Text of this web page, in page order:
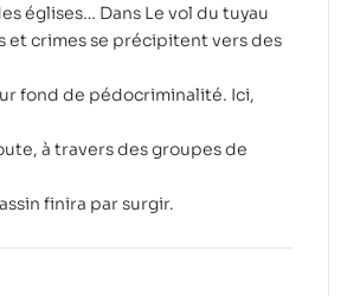
églises… Dans Le vol du tuyau
et crimes se précipitent vers des
fond de pédocriminalité. Ici,
à travers des groupes de
finira par surgir.